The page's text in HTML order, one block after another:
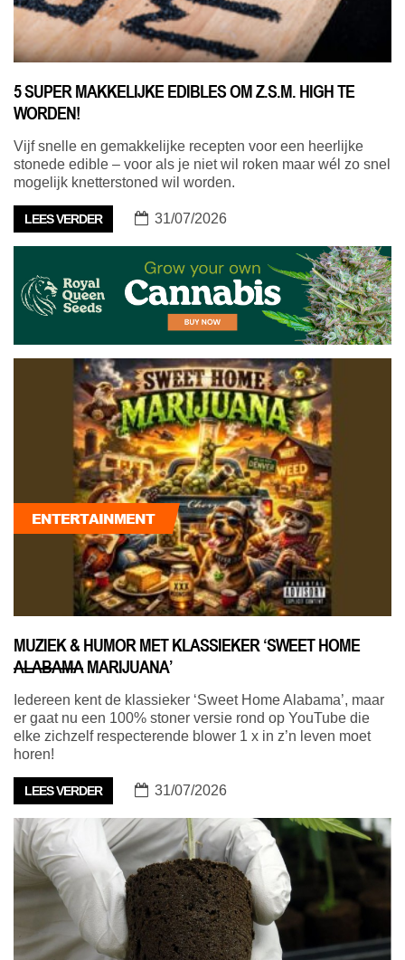
5 SUPER MAKKELIJKE EDIBLES OM Z.S.M. HIGH TE
WORDEN!
Vijf snelle en gemakkelijke recepten voor een heerlijke
stonede edible – voor als je niet wil roken maar wél zo snel
mogelijk knetterstoned wil worden.
LEES VERDER 31/07/2026
ENTERTAINMENT
MUZIEK & HUMOR MET KLASSIEKER ‘SWEET HOME
ALABAMAMARIJUANA’
Iedereen kent de klassieker ‘Sweet Home Alabama’, maar
er gaat nu een 100% stoner versie rond op YouTube die
elke zichzelf respecterende blower 1 x in z’n leven moet
horen!
LEES VERDER 31/07/2026